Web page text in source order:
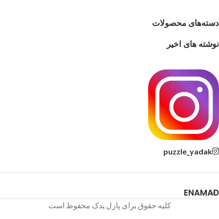
دسته‌های محصولات
نوشته های اخیر
puzzle_yadak
ENAMAD
کلیه حقوق برای پازل یدک محفوظ است